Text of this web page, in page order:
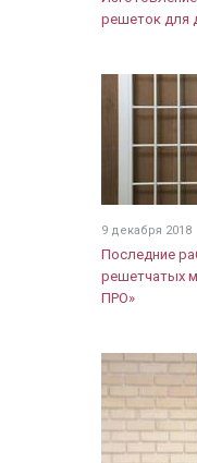
решеток для
9 декабря 2018
Последние
решетчатых
ПРО»